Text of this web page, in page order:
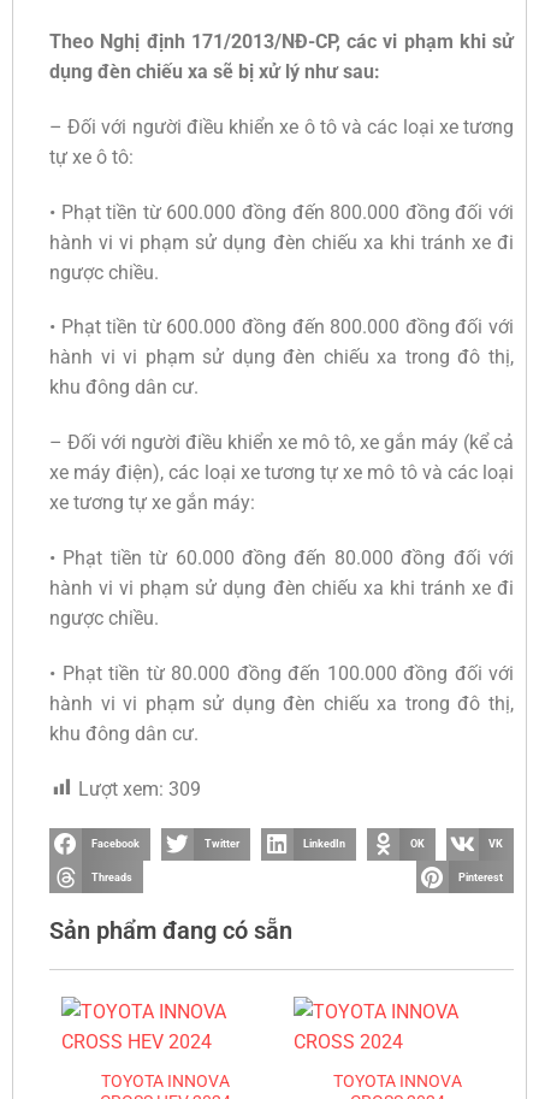
Theo Nghị định 171/2013/NĐ-CP, các vi phạm khi sử
dụng đèn chiếu xa sẽ bị xử lý như sau:
– Đối với người điều khiển xe ô tô và các loại xe tương
tự xe ô tô:
• Phạt tiền từ 600.000 đồng đến 800.000 đồng đối với
hành vi vi phạm sử dụng đèn chiếu xa khi tránh xe đi
ngược chiều.
• Phạt tiền từ 600.000 đồng đến 800.000 đồng đối với
hành vi vi phạm sử dụng đèn chiếu xa trong đô thị,
khu đông dân cư.
– Đối với người điều khiển xe mô tô, xe gắn máy (kể cả
xe máy điện), các loại xe tương tự xe mô tô và các loại
xe tương tự xe gắn máy:
• Phạt tiền từ 60.000 đồng đến 80.000 đồng đối với
hành vi vi phạm sử dụng đèn chiếu xa khi tránh xe đi
ngược chiều.
• Phạt tiền từ 80.000 đồng đến 100.000 đồng đối với
hành vi vi phạm sử dụng đèn chiếu xa trong đô thị,
khu đông dân cư.
Lượt xem: 309
Facebook Twitter LinkedIn OK VK
Threads Pinterest
Sản phẩm đang có sẵn
TOYOTA INNOVA
TOYOTA INNOVA